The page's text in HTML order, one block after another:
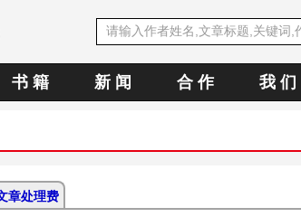
书 籍 新 闻 合 作 我 们
章处理费